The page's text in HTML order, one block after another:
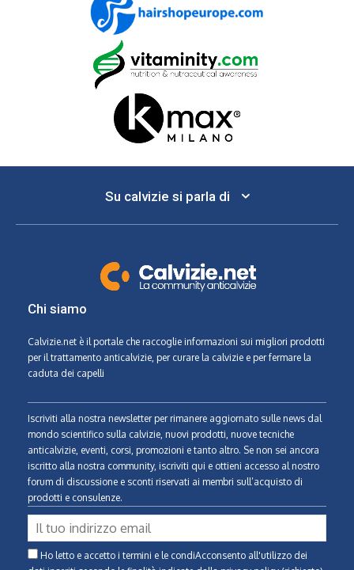
Su calvizie si parla di
Chi siamo
Calvizie.net è il portale che raccoglie informazioni sui migliori prodotti
per il trattamento anticalvizie, per curare la calvizie e per fermare la
caduta dei capelli
Iscriviti alla nostra newsletter per rimanere aggiornato sulle news dal
mondo scientifico sulla calvizie, nuovi prodotti, nuove tecniche
anticalvizie, eventi, corsi, promozioni e tanto altro. Se non sei ancora
iscritto alla nostra community, iscriviti qui e ottieni accesso al nostro
forum di discussione e sconti riservati ai membri sull’acquisto di
prodotti e consulenze.
Ho letto e accetto i termini e le condiAcconsento all'utilizzo dei